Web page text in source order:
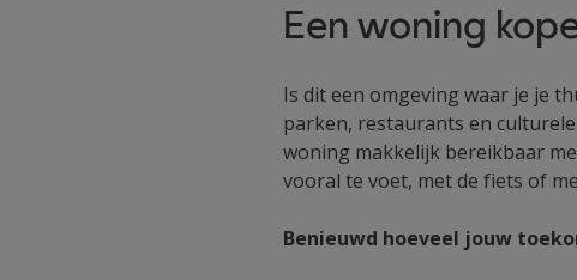
Een woning
Is dit een omgeving waar je je
parken, restaurants en
woning makkelijk bereikbaar
vooral te voet, met de fiets of
Benieuwd hoeveel jouw